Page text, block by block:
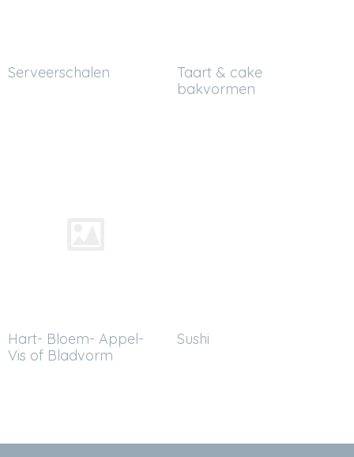
Serveerschalen
Taart & cake
bakvormen
Hart- Bloem- Appel-
Vis of Bladvorm
Sushi